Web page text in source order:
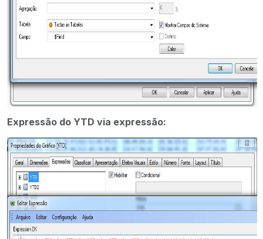
Expressão do YTD via expressão: